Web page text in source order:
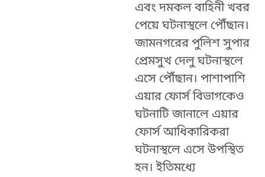
এবং দমকল বাহিনী খবর
পেয়ে ঘটনাস্থলে পৌঁছান।
জামনগরের পুলিশ সুপার
প্রেমসুখ দেলু ঘটনাস্থলে
এসে পৌঁছান। পাশাপাশি
এয়ার ফোর্স বিভাগকেও
ঘটনাটি জানালে এয়ার
ফোর্স আধিকারিকরা
ঘটনাস্থলে এসে উপস্থিত
হন। ইতিমধ্যে